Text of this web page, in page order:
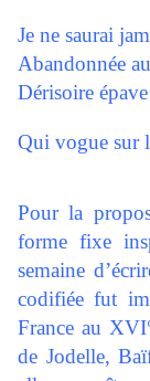
Je ne saurai
Abandonnée
Dérisoire
Qui vogue sur
Pour la
forme fixe
semaine
codifiée fut
France au
de Jodelle,